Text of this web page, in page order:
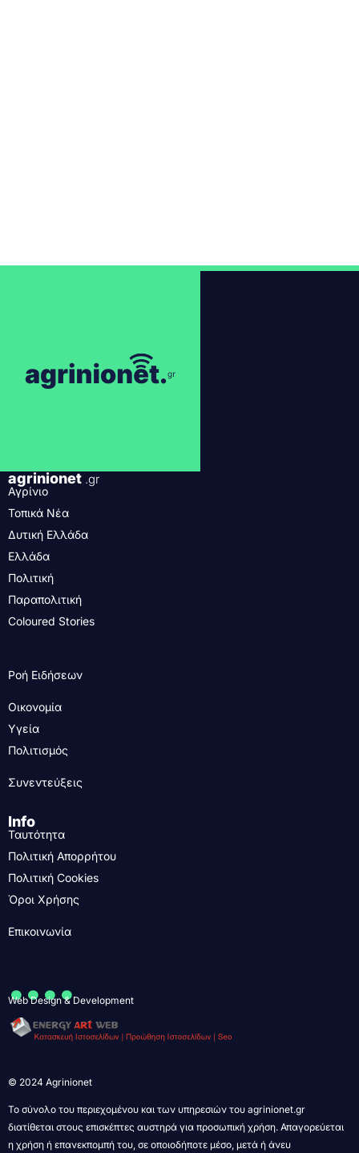
agrinionet .gr
Αγρίνιο
Τοπικά Νέα
Δυτική Ελλάδα
Ελλάδα
Πολιτική
Παραπολιτική
Coloured Stories
Ροή Ειδήσεων
Οικονομία
Υγεία
Πολιτισμός
Συνεντεύξεις
Info
Ταυτότητα
Πολιτική Απορρήτου
Πολιτική Cookies
Όροι Χρήσης
Επικοινωνία
....
Web Design & Development
© 2024 Agrinionet
Το σύνολο του περιεχομένου και των υπηρεσιών του agrinionet.gr
διατίθεται στους επισκέπτες αυστηρά για προσωπική χρήση. Απαγορεύεται
η χρήση ή επανεκπομπή του, σε οποιοδήποτε μέσο, μετά ή άνευ